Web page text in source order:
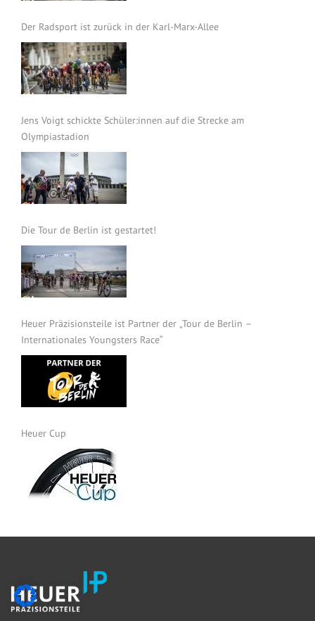
Der Radsport ist zurück in der Karl-Marx-Allee
Jens Voigt schickte Schüler:innen auf die Strecke am
Olympiastadion
Die Tour de Berlin ist gestartet!
Heuer Präzisionsteile ist Partner der „Tour de Berlin –
Internationales Youngsters Race“
Heuer Cup